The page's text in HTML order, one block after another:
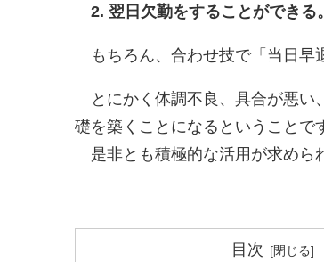
2. 翌日欠勤をすることができる。
もちろん、合わせ技で「当日早
とにかく体調不良、具合が悪い
礎を築くことになるということで
是非とも積極的な活用が求めら
目次